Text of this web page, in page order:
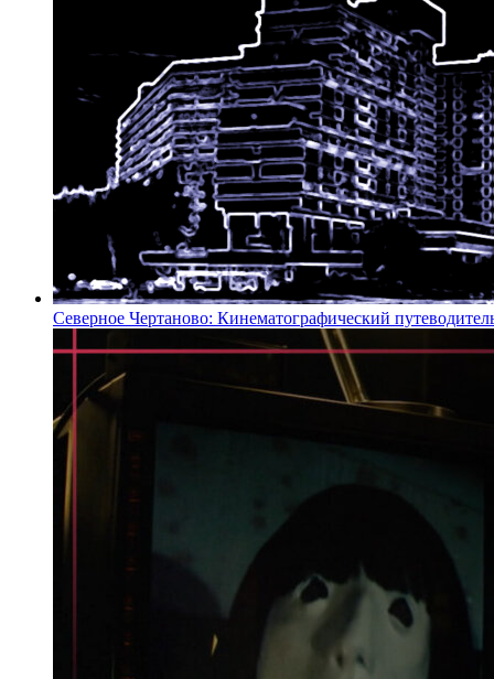
Северное Чертаново: Кинематографический